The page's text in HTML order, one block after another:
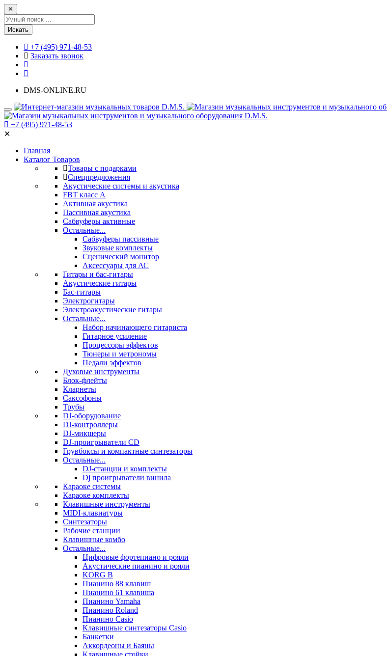
✕
Искать
+7 (495) 971-48-53
Заказать звонок
DMS-ONLINE.RU
+7 (495) 971-48-53
✕
Главная
Каталог Товаров
Товары с подарками
Спецпредложения
Акустические системы и акустика
FBT класс А
Активная акустика
Пассивная акустика
Сабвуферы активные
Остальные...
Сабвуферы пассивные
Звуковые комплекты
Сценический монитор
Аксессуары для АС
Гитары и бас-гитары
Акустические гитары
Бас-гитары
Электрогитары
Электроакустические гитары
Остальные...
Набор начинающего гитариста
Гитарное усиление
Процессоры эффектов
Тюнеры и метрономы
Педали эффектов
Духовые инструменты
Блок-флейты
Кларнеты
Саксофоны
Трубы
DJ-оборудование
DJ-контроллеры
DJ-микшеры
DJ-проигрыватели CD
Грувбоксы и компактные синтезаторы
Остальные...
DJ-станции и комплекты
Dj проигрыватели винила
Караоке системы
Караоке комплекты
Клавишные инструменты
MIDI-клавиатуры
Синтезаторы
Рабочие станции
Клавишные комбо
Остальные...
Цифровые фортепиано и рояли
Акустические пианино и рояли
KORG B
Пианино 88 клавиш
Пианино 61 клавиша
Пианино Yamaha
Пианино Roland
Пианино Casio
Клавишные синтезаторы Casio
Банкетки
Аккордеоны и Баяны
Клавишные стойки